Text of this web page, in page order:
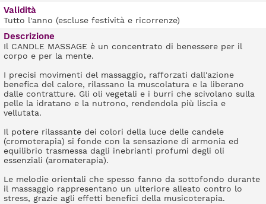
Validità
Tutto l'anno (escluse festività e ricorrenze)
Descrizione
Il CANDLE MASSAGE è un concentrato di benessere per il
corpo e per la mente.
I precisi movimenti del massaggio, rafforzati dall'azione
benefica del calore, rilassano la muscolatura e la liberano
dalle contratture. Gli oli vegetali e i burri che scivolano sulla
pelle la idratano e la nutrono, rendendola più liscia e
vellutata.
Il potere rilassante dei colori della luce delle candele
(cromoterapia) si fonde con la sensazione di armonia ed
equilibrio trasmessa dagli inebrianti profumi degli oli
essenziali (aromaterapia).
Le melodie orientali che spesso fanno da sottofondo durante
il massaggio rappresentano un ulteriore alleato contro lo
stress, grazie agli effetti benefici della musicoterapia.